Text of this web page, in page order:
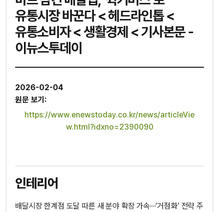
유통시장 바꾼다 < 헤드라인톱 <
유통소비자 < 생활경제 < 기사본문 -
이뉴스투데이
2026-02-04
원문 보기:
https://www.enewstoday.co.kr/news/articleVie
w.html?idxno=2390090
인테리어
배달시장 한계점 도달 따른 새 분야 확장 가속···‘거점화’ 전략 주